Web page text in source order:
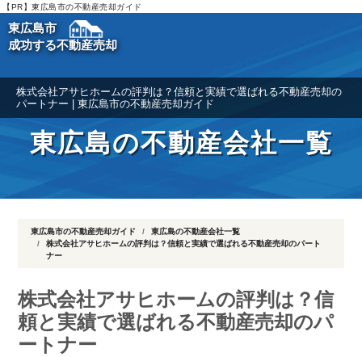
【PR】東広島市の不動産売却ガイド
東広島市
成功する不動産売却
株式会社アサヒホームの評判は？信頼と実績で選ばれる不動産売却の
パートナー | 東広島市の不動産売却ガイド
東広島の不動産会社一覧
東広島市の不動産売却ガイド
東広島の不動産会社一覧
株式会社アサヒホームの評判は？信頼と実績で選ばれる不動産売却のパート
ナー
株式会社アサヒホームの評判は？信
頼と実績で選ばれる不動産売却のパ
ートナー